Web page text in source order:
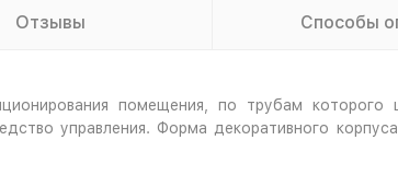
Отзывы Способы
помещения, по трубам которого
управления. Форма декоративного